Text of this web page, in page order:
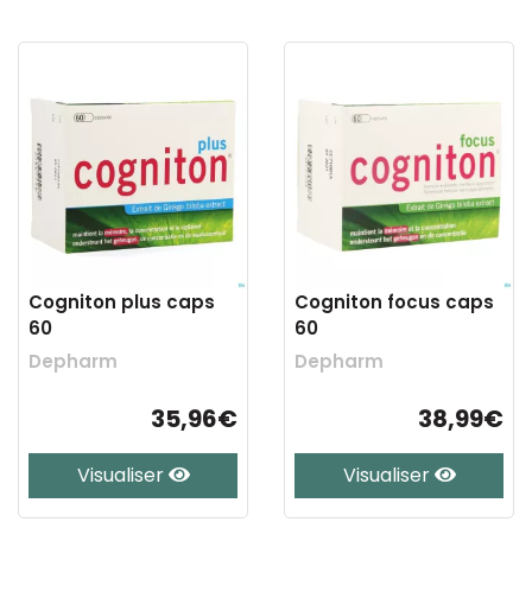
Cogniton plus caps
60
Depharm
35,96€
Visualiser
Cogniton focus caps
60
Depharm
38,99€
Visualiser